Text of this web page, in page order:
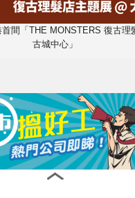
間「THE MONSTERS 復古理
古城中心」